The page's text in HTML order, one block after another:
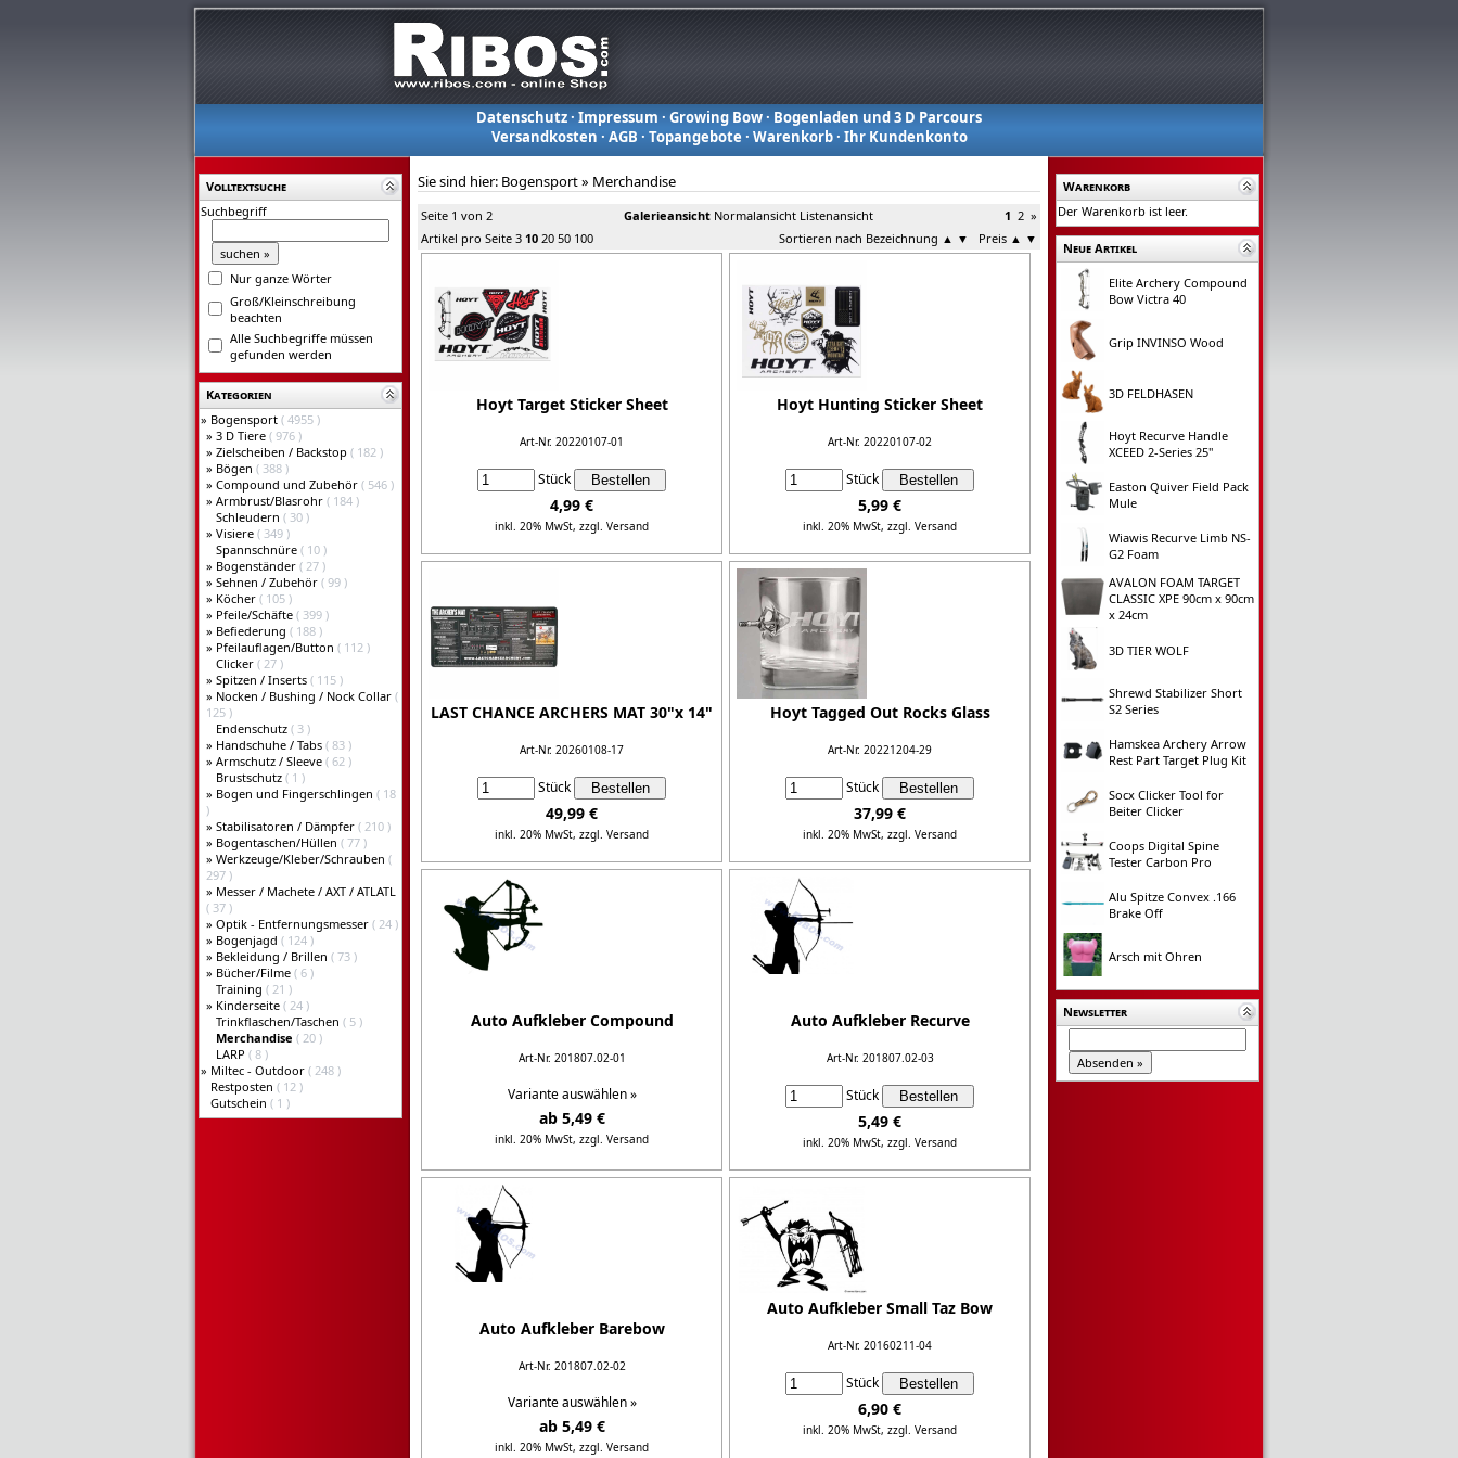
Datenschutz· Impressum · Growing Bow· Bogenladen und 3 D Parcours
Versandkosten · AGB · Topangebote · Warenkorb· Ihr Kundenkonto
Volltextsuche
Suchbegriff
Nur ganze Wörter
Groß/Kleinschreibung
beachten
Alle Suchbegriffe müssen
gefunden werden
Kategorien
» Bogensport ( 4955 )
» 3 D Tiere ( 976 )
» Zielscheiben / Backstop ( 182 )
» Bögen ( 388 )
» Compound und Zubehör ( 546 )
» Armbrust/Blasrohr ( 184 )
Schleudern ( 30 )
» Visiere ( 349 )
Spannschnüre ( 10 )
» Bogenständer ( 27 )
» Sehnen / Zubehör ( 99 )
» Köcher ( 105 )
» Pfeile/Schäfte ( 399 )
» Befiederung ( 188 )
» Pfeilauflagen/Button ( 112 )
Clicker ( 27 )
» Spitzen / Inserts ( 115 )
» Nocken / Bushing / Nock Collar (
125 )
Endenschutz ( 3 )
» Handschuhe / Tabs ( 83 )
» Armschutz / Sleeve ( 62 )
Brustschutz ( 1 )
» Bogen und Fingerschlingen ( 18
)
» Stabilisatoren / Dämpfer ( 210 )
» Bogentaschen/Hüllen ( 77 )
» Werkzeuge/Kleber/Schrauben (
297 )
» Messer / Machete / AXT / ATLATL
( 37 )
» Optik - Entfernungsmesser ( 24 )
» Bogenjagd ( 124 )
» Bekleidung / Brillen ( 73 )
» Bücher/Filme ( 6 )
Training ( 21 )
» Kinderseite ( 24 )
Trinkflaschen/Taschen ( 5 )
Merchandise ( 20 )
LARP ( 8 )
» Miltec - Outdoor ( 248 )
Restposten ( 12 )
Gutschein ( 1 )
Sie sind hier: Bogensport» Merchandise
Seite 1 von 2 1 2 »
Galerieansicht Normalansicht Listenansicht
Artikel pro Seite 3 10 20 50 100 Sortieren nach Bezeichnung ▲ ▼ Preis ▲ ▼
Hoyt Target Sticker Sheet
Art-Nr. 20220107-01
Stück
4,99 €
inkl. 20% MwSt, zzgl. Versand
Details...
Hoyt Hunting Sticker Sheet
Art-Nr. 20220107-02
Stück
5,99 €
inkl. 20% MwSt, zzgl. Versand
Details...
LAST CHANCE ARCHERS MAT 30"x 14"
Art-Nr. 20260108-17
Stück
49,99 €
inkl. 20% MwSt, zzgl. Versand
Details...
Hoyt Tagged Out Rocks Glass
Art-Nr. 20221204-29
Stück
37,99 €
inkl. 20% MwSt, zzgl. Versand
Details...
Auto Aufkleber Compound
Art-Nr. 201807.02-01
Variante auswählen »
ab 5,49 €
inkl. 20% MwSt, zzgl. Versand
Details...
Auto Aufkleber Recurve
Art-Nr. 201807.02-03
Stück
5,49 €
inkl. 20% MwSt, zzgl. Versand
Details...
Auto Aufkleber Barebow
Art-Nr. 201807.02-02
Variante auswählen »
ab 5,49 €
inkl. 20% MwSt, zzgl. Versand
Auto Aufkleber Small Taz Bow
Art-Nr. 20160211-04
Stück
6,90 €
inkl. 20% MwSt, zzgl. Versand
Warenkorb
Der Warenkorb ist leer.
Neue Artikel
Elite Archery Compound
Bow Victra 40
Grip INVINSO Wood
3D FELDHASEN
Hoyt Recurve Handle
XCEED 2-Series 25"
Easton Quiver Field Pack
Mule
Wiawis Recurve Limb NS-
G2 Foam
AVALON FOAM TARGET
CLASSIC XPE 90cm x 90cm
x 24cm
3D TIER WOLF
Shrewd Stabilizer Short
S2 Series
Hamskea Archery Arrow
Rest Part Target Plug Kit
Socx Clicker Tool for
Beiter Clicker
Coops Digital Spine
Tester Carbon Pro
Alu Spitze Convex .166
Brake Off
Arsch mit Ohren
Newsletter